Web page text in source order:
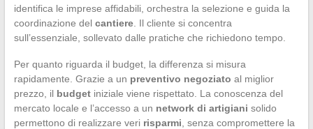
identifica le imprese affidabili, orchestra la selezione e guida la
coordinazione del cantiere. Il cliente si concentra
sull’essenziale, sollevato dalle pratiche che richiedono tempo.
Per quanto riguarda il budget, la differenza si misura
rapidamente. Grazie a un preventivo negoziato al miglior
prezzo, il budgetiniziale viene rispettato. La conoscenza del
mercato locale e l’accesso a un network di artigiani solido
permettono di realizzare veri risparmi , senza compromettere la